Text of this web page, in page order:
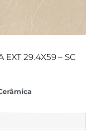
EXT 29.4X59 – SC